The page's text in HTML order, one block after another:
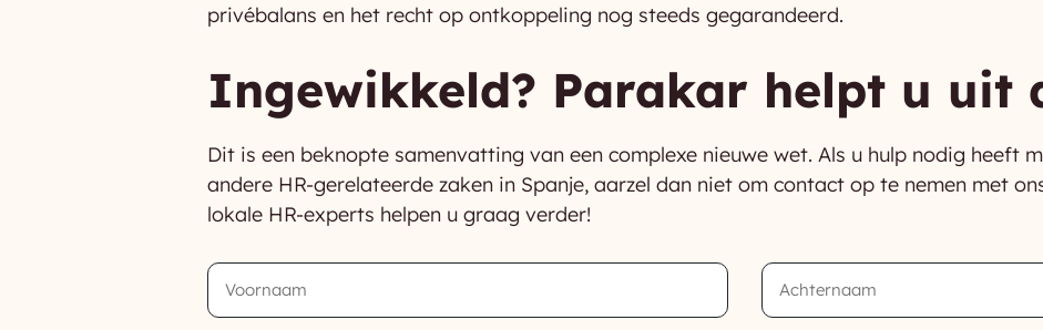
privébalans en het recht op ontkoppeling nog steeds gegarandeerd.
Ingewikkeld? Parakar helpt u uit
Dit is een beknopte samenvatting van een complexe nieuwe wet. Als u hulp nodig heeft
andere HR-gerelateerde zaken in Spanje, aarzel dan niet om contact op te nemen met
lokale HR-experts helpen u graag verder!
First
Name
Last
Name